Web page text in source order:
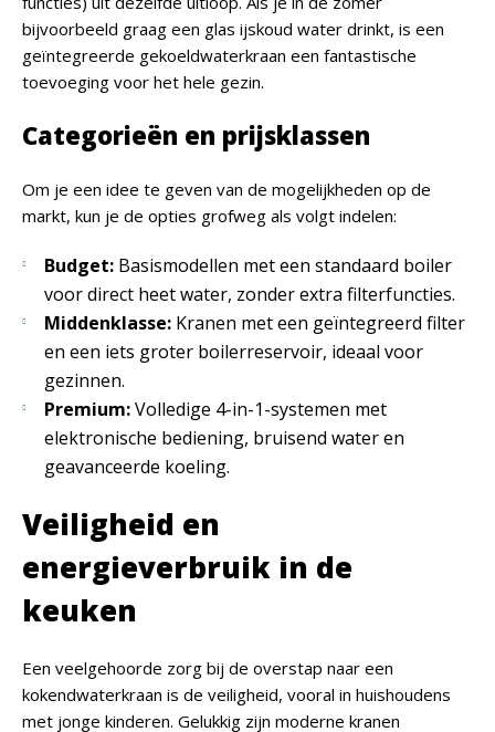
bijvoorbeeld graag een glas ijskoud water drinkt, is een
geïntegreerde gekoeldwaterkraan een fantastische
toevoeging voor het hele gezin.
Categorieën en prijsklassen
Om je een idee te geven van de mogelijkheden op de
markt, kun je de opties grofweg als volgt indelen:
Budget: Basismodellen met een standaard boiler
voor direct heet water, zonder extra filterfuncties.
Middenklasse: Kranen met een geïntegreerd filter
en een iets groter boilerreservoir, ideaal voor
gezinnen.
Premium:Volledige 4-in-1-systemen met
elektronische bediening, bruisend water en
geavanceerde koeling.
Veiligheid en
energieverbruik in de
keuken
Een veelgehoorde zorg bij de overstap naar een
kokendwaterkraan is de veiligheid, vooral in huishoudens
met jonge kinderen. Gelukkig zijn moderne kranen